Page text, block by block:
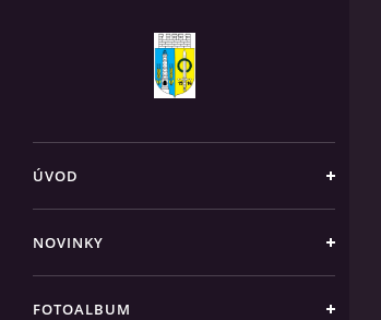
ÚVOD
NOVINKY
FOTOALBUM